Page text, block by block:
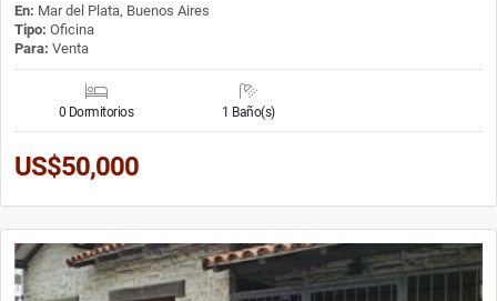
En: Mar del Plata, Buenos Aires
Tipo: Oficina
Para: Venta
0 Dormitorios 1 Baño(s)
US$50,000